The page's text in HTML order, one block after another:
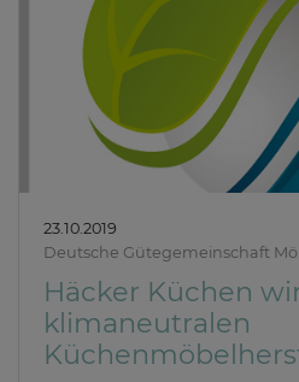
23.10.2019
Deutsche Gütegemeinschaft
Häcker Küchen
klimaneutralen